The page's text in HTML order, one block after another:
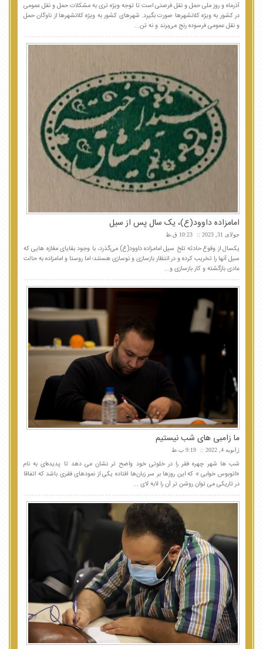
آذرماه و روز ملی حمل و نقل فرصتی است تا توجه ویژه تری به مشکلات حمل و نقل عمومی
در کشور به ویژه کلانشهرها صورت بگیرد. شهرهای کشور به ویژه کلانشهرها از ناوگان حمل
و نقل عمومی فرسوده رنج می‌برند و نه تن...
امامزاده داوود(ع)، یک سال پس از سیل
جولای 31, 2023 10:23 ق.ظ
یکسال از وقوع حادثه تلخ سیل امامزاده داوود(ع) می‌گذرد، با وجود بقایای مغازه هایی که
سیل آنها را تخریب کرده و در انتظار بازسازی و نوسازی هستند؛ اما روستا و امامزاده به حالت
عادی بازگشته و کار بازسازی و...
ما زامبی های شب نیستیم
ژانویه 4, 2022 9:19 ب.ظ
شب ها شهر چهره فقر را در خلوتی خود واضح تر نشان می دهد تا پدیده‌ای به نام
«اتوبوس خوابی » که این روزها بر سر زبان‌ها افتاده یکی از نمودهای فقری باشد که اتفاقا
در تاریکی می توان روشن تر آن را لابه لای ...